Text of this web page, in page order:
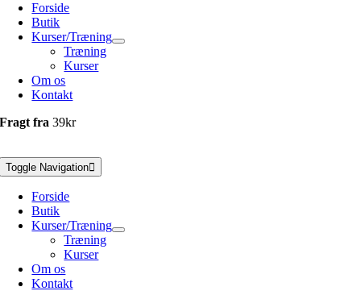
Forside
Butik
Kurser/Træning
Træning
Kurser
Om os
Kontakt
Fragt fra39kr
Toggle Navigation
Forside
Butik
Kurser/Træning
Træning
Kurser
Om os
Kontakt